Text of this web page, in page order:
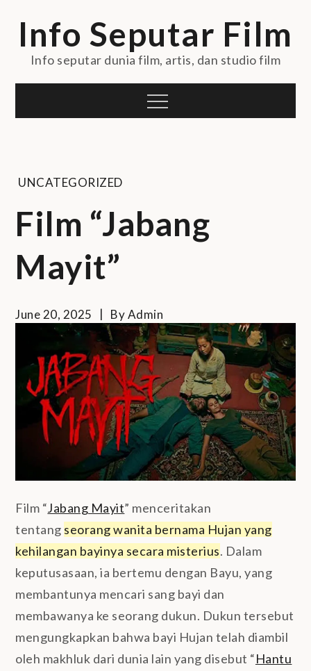
Info Seputar Film
Info seputar dunia film, artis, dan studio film
Menu
UNCATEGORIZED
Film “Jabang
Mayit”
June 20, 2025 ByAdmin
Film “Jabang Mayit” menceritakan
tentang seorang wanita bernama Hujan yang
kehilangan bayinya secara misterius. Dalam
keputusasaan, ia bertemu dengan Bayu, yang
membantunya mencari sang bayi dan
membawanya ke seorang dukun. Dukun tersebut
mengungkapkan bahwa bayi Hujan telah diambil
oleh makhluk dari dunia lain yang disebut “Hantu